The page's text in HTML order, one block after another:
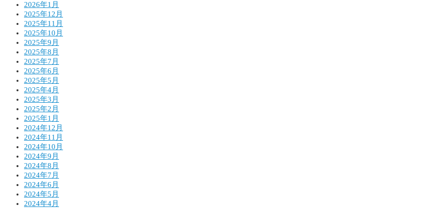
2026年1月
2025年12月
2025年11月
2025年10月
2025年9月
2025年8月
2025年7月
2025年6月
2025年5月
2025年4月
2025年3月
2025年2月
2025年1月
2024年12月
2024年11月
2024年10月
2024年9月
2024年8月
2024年7月
2024年6月
2024年5月
2024年4月